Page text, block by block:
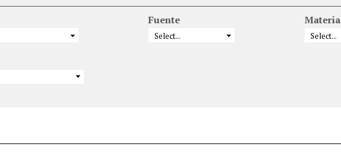
Fuente Materia